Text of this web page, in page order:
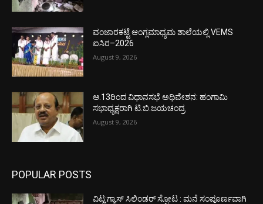
ವಂಜಾರಕಟ್ಟೆ ಆಂಗ್ಲಮಾಧ್ಯಮ ಶಾಲೆಯಲ್ಲಿ VEMS
ಐಸಿರ–2026
August 9, 2026
ಆ.13ರಿಂದ ವಿಧಾನಸಭೆ ಅಧಿವೇಶನ: ಹಂಗಾಮಿ
ಸಭಾಧ್ಯಕ್ಷರಾಗಿ ಟಿ.ಬಿ.ಜಯಚಂದ್ರ
August 9, 2026
POPULAR POSTS
ವಿಟ್ಲ:ಗ್ಯಾಸ್ ಸಿಲಿಂಡರ್ ಸ್ಪೋಟ : ಮನೆ ಸಂಪೂರ್ಣವಾಗಿ